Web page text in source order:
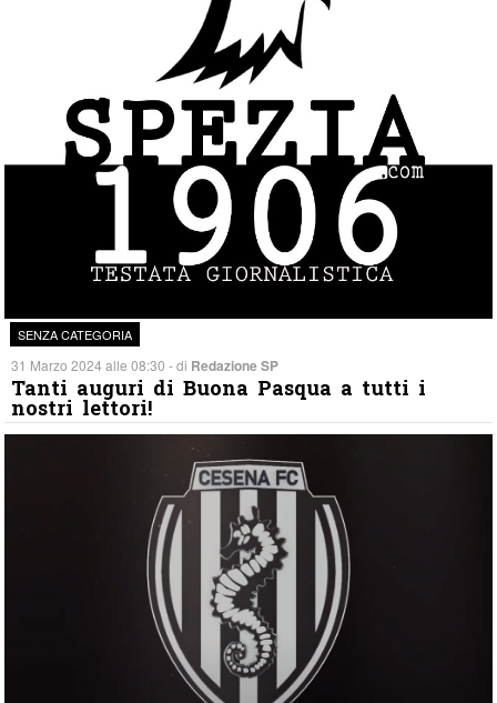
SENZA CATEGORIA
31 Marzo 2024 alle 08:30 - di Redazione SP
Tanti auguri di Buona Pasqua a tutti i
nostri lettori!